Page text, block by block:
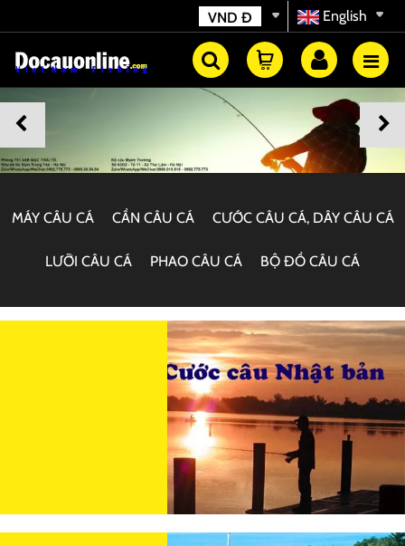
English
VND Đ
MÁY CÂU CÁ CẦN CÂU CÁ CƯỚC CÂU CÁ, DÂY CÂU CÁ
LƯỠI CÂU CÁ PHAO CÂU CÁ BỘ ĐỒ CÂU CÁ